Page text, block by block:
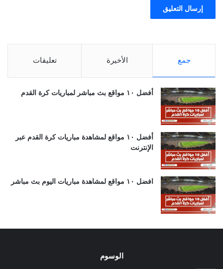
جمع الأخيرة تعليقات
أفضل ١٠ مواقع بث مباشر لمباريات كرة القدم
أفضل ١٠ مواقع لمشاهدة مباريات كرة القدم عبر
الإنترنت
افضل ١٠ مواقع لمشاهدة مباريات اليوم بث مباشر
الوسوم